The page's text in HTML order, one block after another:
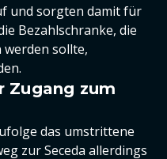
und sorgten damit für
Bezahlschranke, die
sollte,
Zugang zum
das umstrittene
zur Seceda allerdings